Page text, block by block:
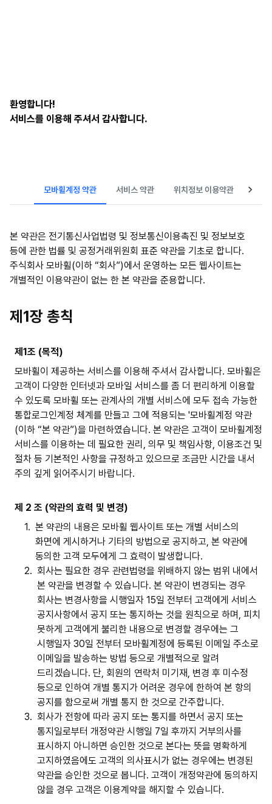
환영합니다!
서비스를 이용해 주셔서 감사합니다.
모바휠계정 약관 서비스 약관 위치정보 이용약관
본 약관은 전기통신사업법령 및 정보통신이용촉진 및 정보보호
등에 관한 법률 및 공정거래위원회 표준 약관을 기초로 합니다.
주식회사 모바휠(이하 “회사”)에서 운영하는 모든 웹사이트는
개별적인 이용약관이 없는 한 본 약관을 준용합니다.
제1장 총칙
제1조 (목적)
모바휠이 제공하는 서비스를 이용해 주셔서 감사합니다. 모바휠은
고객이 다양한 인터넷과 모바일 서비스를 좀 더 편리하게 이용할
수 있도록 모바휠 또는 관계사의 개별 서비스에 모두 접속 가능한
통합로그인계정 체계를 만들고 그에 적용되는 '모바휠계정 약관
(이하 “본 약관”)을 마련하였습니다. 본 약관은 고객이 모바휠계정
서비스를 이용하는 데 필요한 권리, 의무 및 책임사항, 이용조건 및
절차 등 기본적인 사항을 규정하고 있으므로 조금만 시간을 내서
주의 깊게 읽어주시기 바랍니다.
제 2 조 (약관의 효력 및 변경)
1. 본 약관의 내용은 모바휠 웹사이트 또는 개별 서비스의
화면에 게시하거나 기타의 방법으로 공지하고, 본 약관에
동의한 고객 모두에게 그 효력이 발생합니다.
2. 회사는 필요한 경우 관련법령을 위배하지 않는 범위 내에서
본 약관을 변경할 수 있습니다. 본 약관이 변경되는 경우
회사는 변경사항을 시행일자 15일 전부터 고객에게 서비스
공지사항에서 공지 또는 통지하는 것을 원칙으로 하며, 피치
못하게 고객에게 불리한 내용으로 변경할 경우에는 그
시행일자 30일 전부터 모바휠계정에 등록된 이메일 주소로
이메일을 발송하는 방법 등으로 개별적으로 알려
드리겠습니다. 단, 회원의 연락처 미기재, 변경 후 미수정
등으로 인하여 개별 통지가 어려운 경우에 한하여 본 항의
공지를 함으로써 개별 통지 한 것으로 간주합니다.
3. 회사가 전항에 따라 공지 또는 통지를 하면서 공지 또는
통지일로부터 개정약관 시행일 7일 후까지 거부의사를
표시하지 아니하면 승인한 것으로 본다는 뜻을 명확하게
고지하였음에도 고객의 의사표시가 없는 경우에는 변경된
약관을 승인한 것으로 봅니다. 고객이 개정약관에 동의하지
않을 경우 고객은 이용계약을 해지할 수 있습니다.